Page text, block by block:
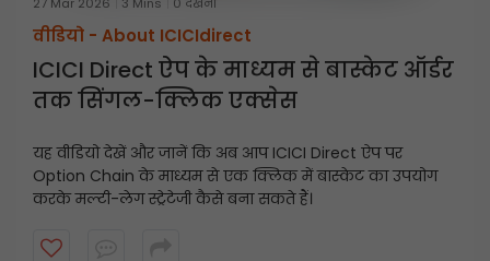
वीडियो - About ICICIdirect
ICICI Direct ऐप के माध्यम से बास्केट ऑर्डर
तक सिंगल-क्लिक एक्सेस
यह वीडियो देखें और जानें कि अब आप ICICI Direct ऐप पर
Option Chain के माध्यम से एक क्लिक में बास्केट का उपयोग
करके मल्टी-लेग स्ट्रेटेजी कैसे बना सकते हैं।